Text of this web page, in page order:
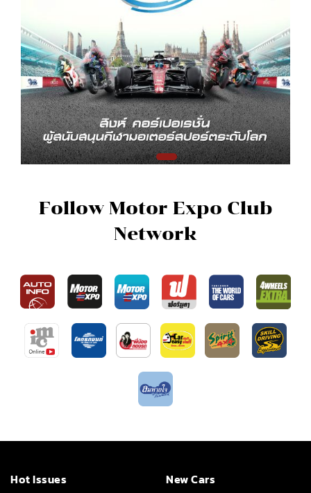
Follow Motor Expo Club
Network
Hot Issues
New Cars